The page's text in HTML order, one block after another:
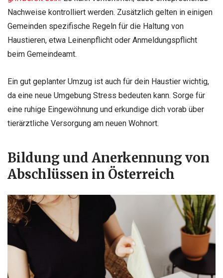
Nachweise kontrolliert werden. Zusätzlich gelten in einigen
Gemeinden spezifische Regeln für die Haltung von
Haustieren, etwa Leinenpflicht oder Anmeldungspflicht
beim Gemeindeamt.
Ein gut geplanter Umzug ist auch für dein Haustier wichtig,
da eine neue Umgebung Stress bedeuten kann. Sorge für
eine ruhige Eingewöhnung und erkundige dich vorab über
tierärztliche Versorgung am neuen Wohnort.
Bildung und Anerkennung von
Abschlüssen in Österreich